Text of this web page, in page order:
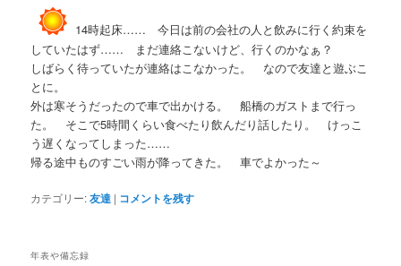
14時起床…… 今日は前の会社の人と飲みに行く約束を
していたはず…… まだ連絡こないけど、行くのかなぁ？
しばらく待っていたが連絡はこなかった。 なので友達と遊ぶこ
とに。
外は寒そうだったので車で出かける。 船橋のガストまで行っ
た。 そこで5時間くらい食べたり飲んだり話したり。 けっこ
う遅くなってしまった……
帰る途中ものすごい雨が降ってきた。 車でよかった～
カテゴリー:友達 | コメントを残す
年表や備忘録